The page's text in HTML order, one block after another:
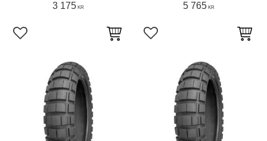
3 175 KR
Lägg till i favoriter
5 765 KR
Lägg till i favoriter